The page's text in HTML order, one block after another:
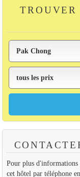
Pour plus d'informations
cet hôtel par téléphone